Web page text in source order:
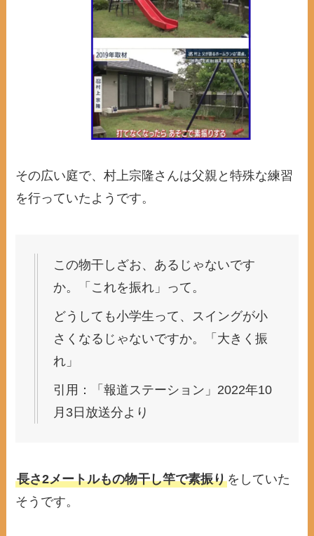
その広い庭で、村上宗隆さんは父親と特殊な練習
を行っていたようです。
この物干しざお、あるじゃないです
か。「これを振れ」って。
どうしても小学生って、スイングが小
さくなるじゃないですか。「大きく振
れ」
引用：「報道ステーション」2022年10
月3日放送分より
長さ2メートルもの物干し竿で素振りをしていた
そうです。